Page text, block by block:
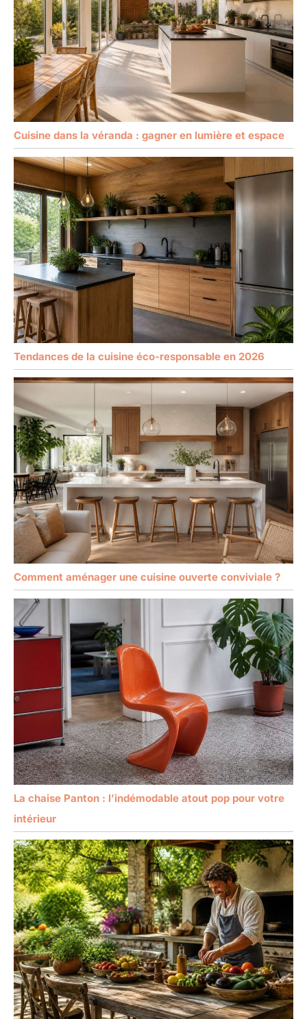
Cuisine dans la véranda : gagner en lumière et espace
Tendances de la cuisine éco-responsable en 2026
Comment aménager une cuisine ouverte conviviale ?
La chaise Panton : l’indémodable atout pop pour votre
intérieur